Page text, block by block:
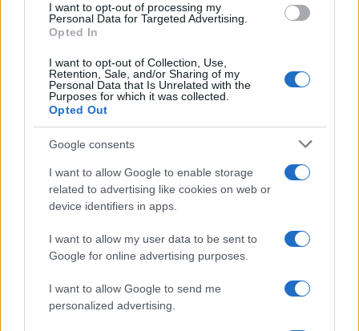
consent section.
I want to opt-out of processing my
Personal Data for Targeted Advertising.
Opted In
I want to opt-out of Collection, Use,
Retention, Sale, and/or Sharing of my
Personal Data that Is Unrelated with the
Purposes for which it was collected.
Opted Out
Google consents
I want to allow Google to enable storage
related to advertising like cookies on web or
device identifiers in apps.
I want to allow my user data to be sent to
Google for online advertising purposes.
I want to allow Google to send me
personalized advertising.